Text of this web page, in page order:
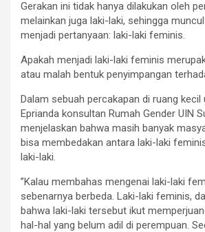
Gerakan ini tidak hanya dilakukan oleh
melainkan juga laki-laki, sehingga
menjadi pertanyaan: laki-laki feminis.
Apakah menjadi laki-laki feminis
atau malah bentuk penyimpangan
Dalam sebuah percakapan di ruang kecil
Eprianda konsultan Rumah Gender UIN
menjelaskan bahwa masih banyak
bisa membedakan antara laki-laki
laki-laki.
”Kalau membahas mengenai laki-laki
sebenarnya berbeda. Laki-laki feminis,
bahwa laki-laki tersebut ikut
hal-hal yang belum adil di perempuan.